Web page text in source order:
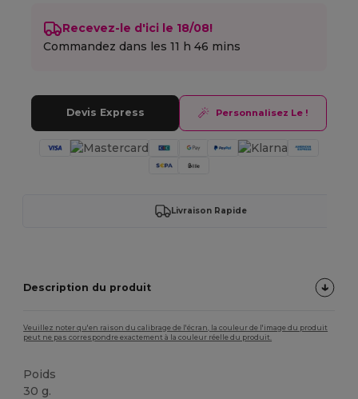
Recevez-le d'ici le 18/08!
Commandez dans les11 h 46 mins
Devis Express Personnalisez Le !
Livraison Rapide
Description du produit
Veuillez noter qu'en raison du calibrage de l'écran, la couleur de l'image du produit
peut ne pas correspondre exactement à la couleur réelle du produit.
Poids
30 g.